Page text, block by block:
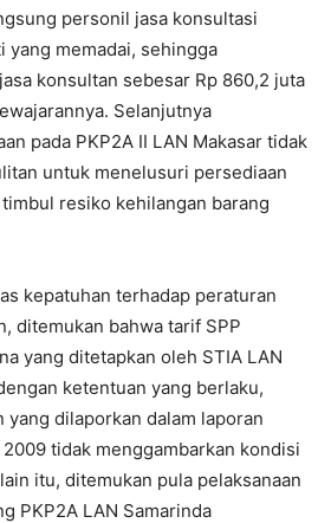
personil jasa konsultasi
yang memadai, sehingga
konsultan sebesar Rp 860,2 juta
Selanjutnya
pada PKP2A II LAN Makasar tidak
untuk menelusuri persediaan
resiko kehilangan barang
kepatuhan terhadap peraturan
ditemukan bahwa tarif SPP
yang ditetapkan oleh STIA LAN
ketentuan yang berlaku,
yang dilaporkan dalam laporan
tidak menggambarkan kondisi
itu, ditemukan pula pelaksanaan
PKP2A LAN Samarinda